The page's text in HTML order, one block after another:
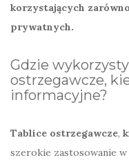
korzystających
prywatnych.
Gdzie
ostrzegawcze,
informacyjne?
Tablice ostrzegawcze,
szerokie zastosowanie